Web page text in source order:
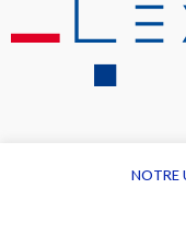
NOTRE